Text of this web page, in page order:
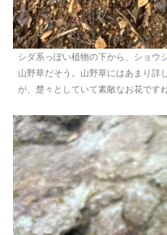
シダ系っぽい植物の下から、ショウ
山野草だそう。山野草にはあまり詳
が、楚々としていて素敵なお花です